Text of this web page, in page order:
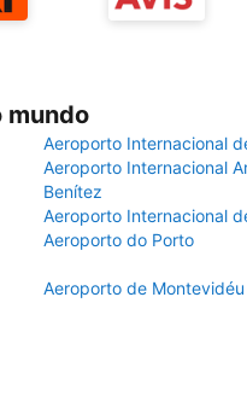
mundo
Aeroporto Internacional
Aeroporto Internacional
Benítez
Aeroporto Internacional
Aeroporto do Porto
Aeroporto de Montevidéu